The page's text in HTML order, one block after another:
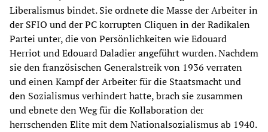
Liberalismus bindet. Sie ordnete die Masse der Arbeiter in
der SFIO und der PC korrupten Cliquen in der Radikalen
Partei unter, die von Persönlichkeiten wie Edouard
Herriot und Edouard Daladier angeführt wurden. Nachdem
sie den französischen Generalstreik von 1936 verraten
und einen Kampf der Arbeiter für die Staatsmacht und
den Sozialismus verhindert hatte, brach sie zusammen
und ebnete den Weg für die Kollaboration der
herrschenden Elite mit dem Nationalsozialismus ab 1940.